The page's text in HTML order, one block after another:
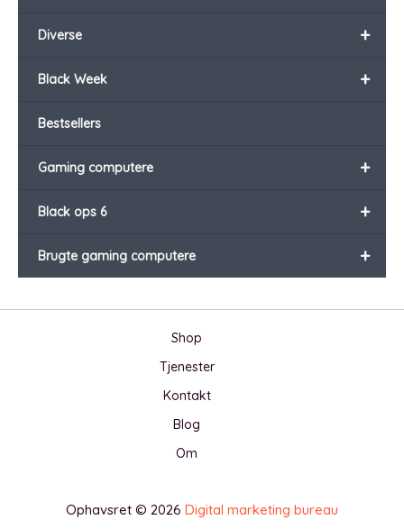
+
Diverse
+
Black Week
Bestsellers
+
Gaming computere
+
Black ops 6
+
Brugte gaming computere
Shop
Tjenester
Kontakt
Blog
Om
Ophavsret © 2026 Digital marketing bureau